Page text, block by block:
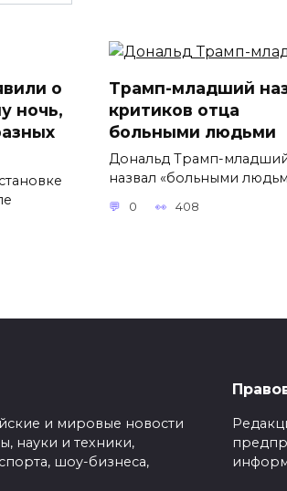
о
ночь,
Трамп-младший
критиков отца
больными людьми
Дональд Трамп-
назвал «больными
0 408
и мировые новости
науки и техники,
шоу-бизнеса,